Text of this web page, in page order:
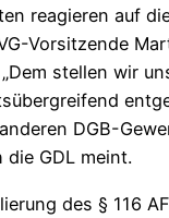
reagieren auf
Vorsitzende
stellen wir
DGB-
die GDL meint.
des § 116